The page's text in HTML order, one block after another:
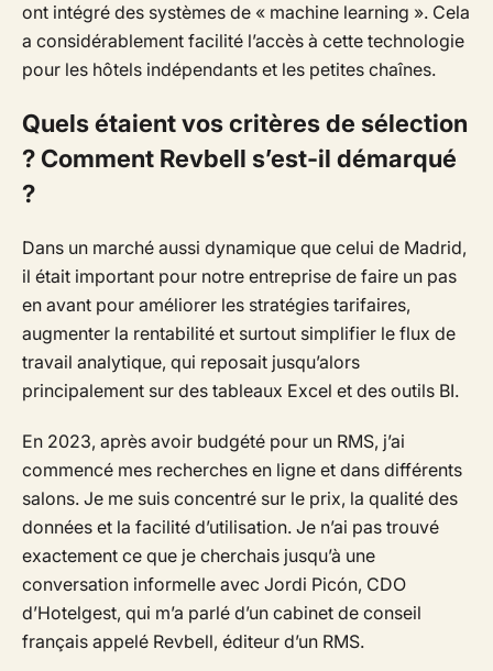
ont intégré des systèmes de « machine learning ». Cela
a considérablement facilité l’accès à cette technologie
pour les hôtels indépendants et les petites chaînes.
Quels étaient vos critères de sélection
? Comment Revbell s’est-il démarqué
?
Dans un marché aussi dynamique que celui de Madrid,
il était important pour notre entreprise de faire un pas
en avant pour améliorer les stratégies tarifaires,
augmenter la rentabilité et surtout simplifier le flux de
travail analytique, qui reposait jusqu’alors
principalement sur des tableaux Excel et des outils BI.
En 2023, après avoir budgété pour un RMS, j’ai
commencé mes recherches en ligne et dans différents
salons. Je me suis concentré sur le prix, la qualité des
données et la facilité d’utilisation. Je n’ai pas trouvé
exactement ce que je cherchais jusqu’à une
conversation informelle avec Jordi Picón, CDO
d’Hotelgest, qui m’a parlé d’un cabinet de conseil
français appelé Revbell, éditeur d’un RMS.